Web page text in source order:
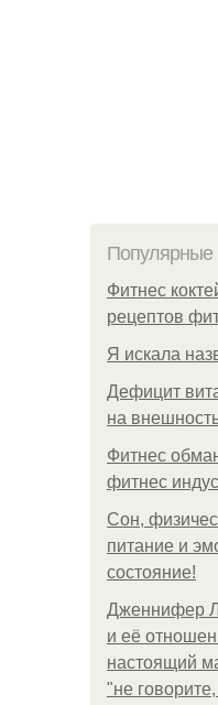
Популярные
Фитнес
рецептов
Я искала
Дефицит
на
Фитнес
фитнес
Сон,
питание и
состояние!
Дженнифер
и её
настоящий
"не